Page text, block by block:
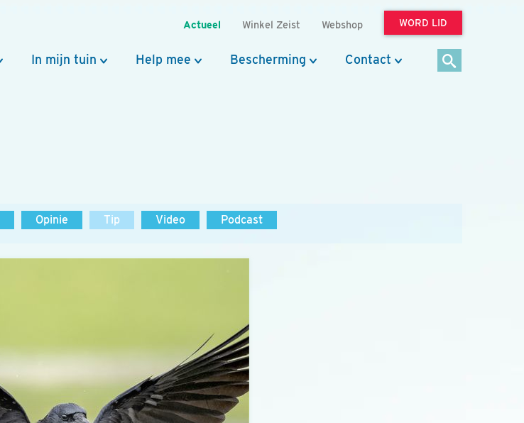
Actueel Winkel Zeist Webshop WORD LID
In mijn tuin Help mee Bescherming Contact
Opinie Tip Video Podcast